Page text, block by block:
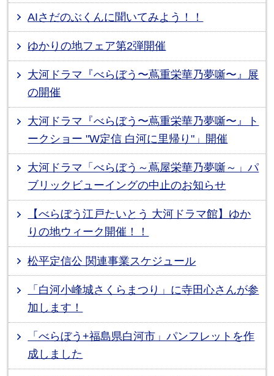
AIさだのぶくんに聞いてみよう！！
ゆかりの地フェア第2弾開催
大河ドラマ『べらぼう〜蔦重栄華乃夢噺〜』展
の開催
大河ドラマ『べらぼう〜蔦重栄華乃夢噺〜』ト
ークショー "W定信 白河に里帰り"」開催
大河ドラマ「べらぼう～蔦屋栄華乃夢噺～」パ
ブリックビューイングの中止のお知らせ
【べらぼう江戸たいとう 大河ドラマ館】ゆか
りの地ウィーク開催！！
松平定信公 関連事業スケジュール
「白河小峰城さくらまつり」に寺田心さんが参
加します！
「べらぼう+福島県白河市」パンフレットを作
成しました